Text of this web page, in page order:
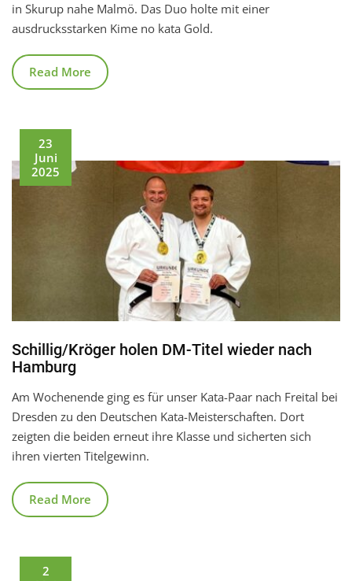
in Skurup nahe Malmö. Das Duo holte mit einer
ausdrucksstarken Kime no kata Gold.
Read More
23
Juni
2025
Schillig/Kröger holen DM-Titel wieder nach
Hamburg
Am Wochenende ging es für unser Kata-Paar nach Freital bei
Dresden zu den Deutschen Kata-Meisterschaften. Dort
zeigten die beiden erneut ihre Klasse und sicherten sich
ihren vierten Titelgewinn.
Read More
2